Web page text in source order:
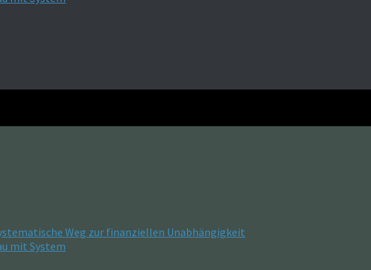
Weg zur finanziellen Unabhängigkeit
mit System